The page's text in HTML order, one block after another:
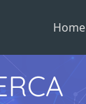
Home